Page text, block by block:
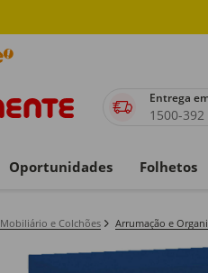
Entrega
1500-
Oportunidades Folhetos
Mobiliário e Colchões Arrumação e